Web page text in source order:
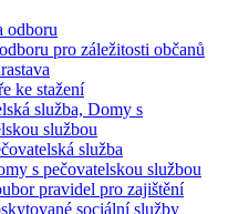
odboru
pro záležitosti občanů
ke stažení
služba, Domy s
službou
služba
s pečovatelskou službou
pravidel pro zajištění
sociální služby